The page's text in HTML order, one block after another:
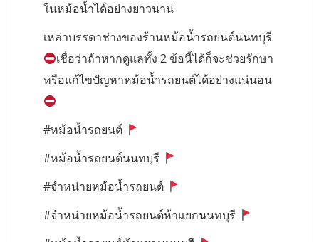
ในหม้อน้ำได้อย่างยาวนาน
เหล่าบรรดาช่างของร้านหม้อน้ำรถยนต์นนทบุรี
เชื่อว่าถ้าหากดูแลทั้ง 2 ข้อนี้ได้ก็จะช่วยรักษา
หรือแก้ไขปัญหาหม้อน้ำรถยนต์ได้อย่างแน่นอน
#หม้อน้ำรถยนต์
#หม้อน้ำรถยนต์นนทบุรี
#จำหน่ายหม้อน้ำรถยนต์
#จำหน่ายหม้อน้ำรถยนต์ห้าแยกนนทบุรี